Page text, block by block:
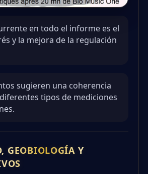
en todo el informe es el
y la mejora de la regulación
sugieren una coherencia
tipos de mediciones
GEOBIOLOGÍA Y